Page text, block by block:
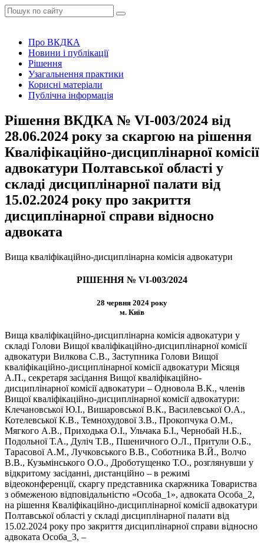
Про ВКДКА
Новини і публікації
Рішення
Узагальнення практики
Корисні матеріали
Публічна інформація
Рішення ВКДКА № VІ-003/2024 від
28.06.2024 року за скаргою на рішення
Кваліфікаційно-дисциплінарної комісії
адвокатури Полтавської області у
складі дисциплінарної палати від
15.02.2024 року про закриття
дисциплінарної справи відносно
адвоката
Вища кваліфікаційно-дисциплінарна комісія адвокатури
РІШЕННЯ № VІ-003/2024
28 червня 2024 року
м. Київ
Вища кваліфікаційно-дисциплінарна комісія адвокатури у
складі Голови Вищої кваліфікаційно-дисциплінарної комісії
адвокатури Вилкова С.В., Заступника Голови Вищої
кваліфікаційно-дисциплінарної комісії адвокатури Місяця
А.П., секретаря засідання Вищої кваліфікаційно-
дисциплінарної комісії адвокатури – Одновола В.К., членів
Вищої кваліфікаційно-дисциплінарної комісії адвокатури:
Клечановської Ю.І., Вишаровської В.К., Василевської О.А.,
Котелевської К.В., Темнохудової З.В., Прокопчука О.М.,
Мягкого А.В., Приходька О.І., Ульчака Б.І., Чернобай Н.Б.,
Подольної Т.А., Дуліч Т.В., Пшеничного О.Л., Притули О.Б.,
Тарасової А.М., Лучковського В.В., Соботника В.Й., Волчо
В.В., Кузьмінського О.О., Дроботущенко Т.О., розглянувши у
відкритому засіданні, дистанційно – в режимі
відеоконференції, скаргу представника скаржника Товариства
з обмеженою відповідальністю «Особа_1», адвоката Особа_2,
на рішення Кваліфікаційно-дисциплінарної комісії адвокатури
Полтавської області у складі дисциплінарної палати від
15.02.2024 року про закриття дисциплінарної справи відносно
адвоката Особа_3, –